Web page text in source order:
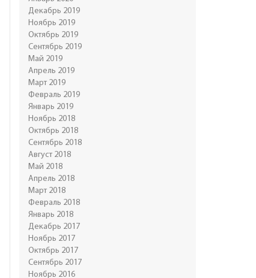
Декабрь 2019
Ноябрь 2019
Октябрь 2019
Сентябрь 2019
Май 2019
Апрель 2019
Март 2019
Февраль 2019
Январь 2019
Ноябрь 2018
Октябрь 2018
Сентябрь 2018
Август 2018
Май 2018
Апрель 2018
Март 2018
Февраль 2018
Январь 2018
Декабрь 2017
Ноябрь 2017
Октябрь 2017
Сентябрь 2017
Ноябрь 2016